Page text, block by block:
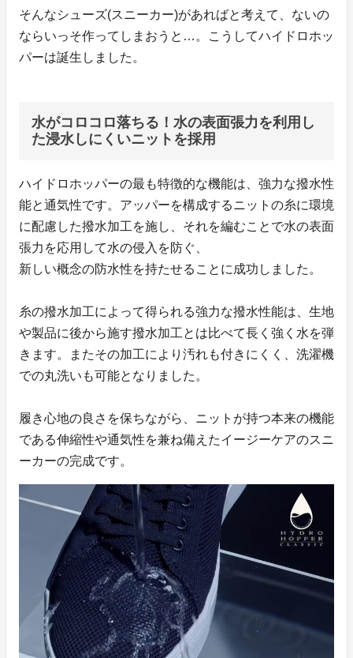
そんなシューズ(スニーカー)があればと考えて、ないの
ならいっそ作ってしまおうと…。こうしてハイドロホッ
パーは誕生しました。
水がコロコロ落ちる！水の表面張力を利用し
た浸水しにくいニットを採用
ハイドロホッパーの最も特徴的な機能は、強力な撥水性
能と通気性です。アッパーを構成するニットの糸に環境
に配慮した撥水加工を施し、それを編むことで水の表面
張力を応用して水の侵入を防ぐ、
新しい概念の防水性を持たせることに成功しました。
糸の撥水加工によって得られる強力な撥水性能は、生地
や製品に後から施す撥水加工とは比べて長く強く水を弾
きます。またその加工により汚れも付きにくく、洗濯機
での丸洗いも可能となりました。
履き心地の良さを保ちながら、ニットが持つ本来の機能
である伸縮性や通気性を兼ね備えたイージーケアのスニ
ーカーの完成です。